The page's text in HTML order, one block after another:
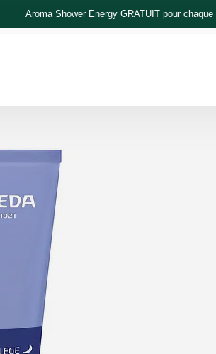
Aroma Shower Energy GRATUIT pour chaque